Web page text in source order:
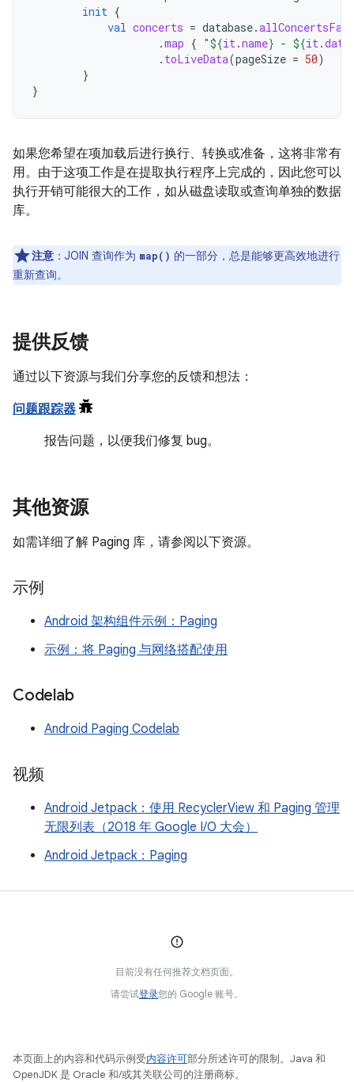
init {
val concerts = database.
.map { "${it.name} - ${it.date
. toLiveData(pageSize = 50)
}
}
如果您希望在项加载后进行换行、转换或准备，这将非常有
用。由于这项工作是在提取执行程序上完成的，因此您可以
执行开销可能很大的工作，如从磁盘读取或查询单独的数据
库。
注意 ： JOIN 查询作为 map() 的一部分，总是能够更高效地进行
重新查询。
提供反馈
通过以下资源与我们分享您的反馈和想法：
问题跟踪器
报告问题，以便我们修复 bug。
其他资源
如需详细了解 Paging 库，请参阅以下资源。
示例
Android 架构组件示例：Paging
示例：将 Paging 与网络搭配使用
Codelab
Android Paging Codelab
视频
Android Jetpack：使用 RecyclerView 和 Paging 管理
无限列表（2018 年 Google I/O 大会）
Android Jetpack：Paging
目前没有任何推荐文档页面。
请尝试登录您的 Google 账号。
本页面上的内容和代码示例受内容许可部分所述许可的限制。Java 和
OpenJDK 是 Oracle 和/或其关联公司的注册商标。